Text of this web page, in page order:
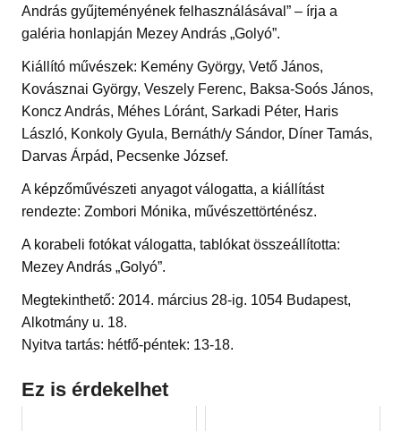
András gyűjteményének felhasználásával” – írja a
galéria honlapján Mezey András „Golyó”.
Kiállító művészek: Kemény György, Vető János,
Kovásznai György, Veszely Ferenc, Baksa-Soós János,
Koncz András, Méhes Lóránt, Sarkadi Péter, Haris
László, Konkoly Gyula, Bernáth/y Sándor, Díner Tamás,
Darvas Árpád, Pecsenke József.
A képzőművészeti anyagot válogatta, a kiállítást
rendezte: Zombori Mónika, művészettörténész.
A korabeli fotókat válogatta, tablókat összeállította:
Mezey András „Golyó”.
Megtekinthető: 2014. március 28-ig. 1054 Budapest,
Alkotmány u. 18.
Nyitva tartás: hétfő-péntek: 13-18.
Ez is érdekelhet